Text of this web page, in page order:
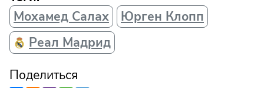
Мохамед Салах
Юрген Клопп
Реал Мадрид
Поделиться